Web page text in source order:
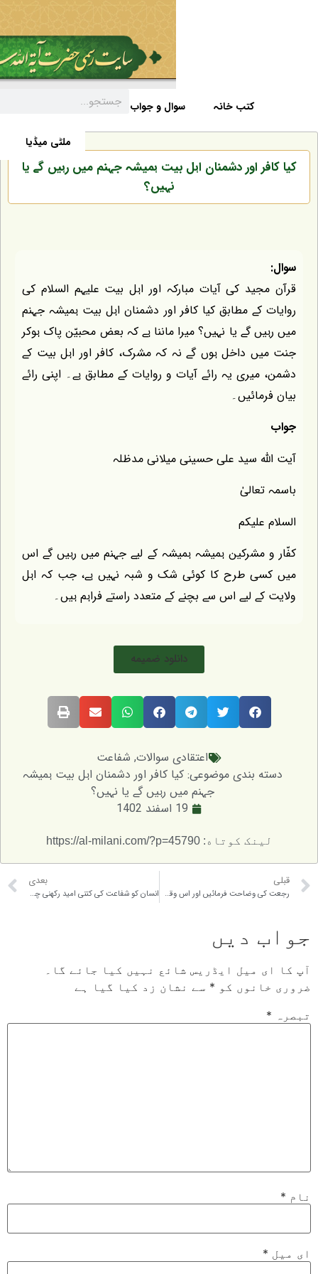
ہوم پیج خبریں سوال و جواب
دشمنان اہل بیت ہمیشہ جہنم میں رہیں گے یا
آیات مبارکہ اور اہل بیت علیہم السلام کی
کیا کافر اور دشمنان اہل بیت ہمیشہ جہنم
یا نہیں؟ میرا ماننا ہے کہ بعض محبیّن پاک ہوکر
ہوں گے نہ کہ مشرک، کافر اور اہل بیت کے
یہ رائے آیات و روایات کے مطابق ہے۔ اپنی رائے
علی حسینی میلانی مدظلہ
ہمیشہ ہمیشہ کے لیے جہنم میں رہیں گے اس
کا کوئی شک و شبہ نہیں ہے، جب کہ اہل
اس سے بچنے کے متعدد راستے فراہم ہیں۔
اعتقادی سوالات,شفاعت
موضوعی: کیا کافر اور دشمنان اہل بیت ہمیشہ
جہنم میں رہیں گے یا نہیں؟
رجعت کی وضاحت فرمائیں اور اس وقت کون کون لوگ لوٹیں گے؟ انسان کو شفاعت کی کتنی امید رکھنی چاہیے؟
ایڈریس شائع نہیں کیا جائے گا۔
کو *سے نشان زد کیا گیا ہے